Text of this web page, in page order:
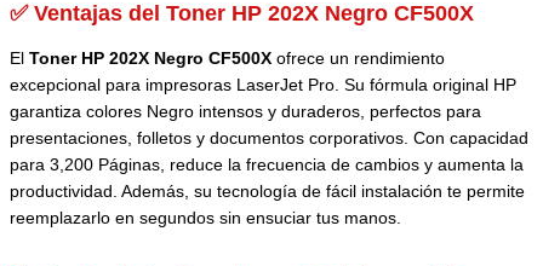
✅ Ventajas del Toner HP 202X Negro CF500X
El Toner HP 202X Negro CF500X ofrece un rendimiento
excepcional para impresoras LaserJet Pro. Su fórmula original HP
garantiza colores Negro intensos y duraderos, perfectos para
presentaciones, folletos y documentos corporativos. Con capacidad
para 3,200 Páginas, reduce la frecuencia de cambios y aumenta la
productividad. Además, su tecnología de fácil instalación te permite
reemplazarlo en segundos sin ensuciar tus manos.